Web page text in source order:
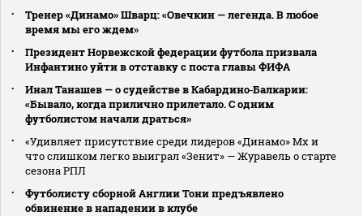
Тренер «Динамо» Шварц: «Овечкин — легенда. В любое
время мы его ждем»
Президент Норвежской федерации футбола призвала
Инфантино уйти в отставку с поста главы ФИФА
Инал Танашев — о судействе в Кабардино‑Балкарии:
«Бывало, когда прилично прилетало. С одним
футболистом начали драться»
«Удивляет присутствие среди лидеров «Динамо» Мх и
что слишком легко выиграл «Зенит» — Журавель о старте
сезона РПЛ
Футболисту сборной Англии Тони предъявлено
обвинение в нападении в клубе